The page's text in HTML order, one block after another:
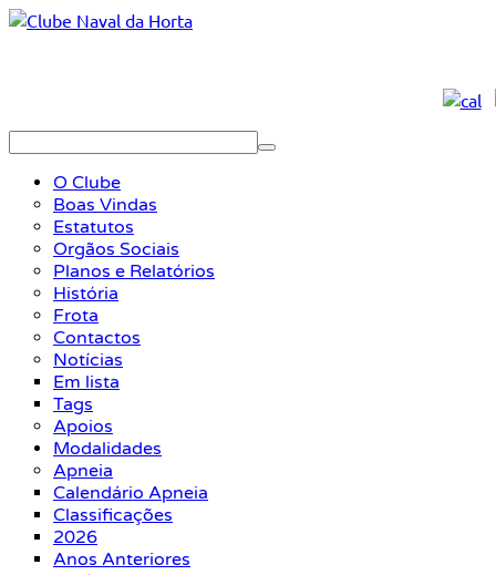
O Clube
Boas Vindas
Estatutos
Orgãos Sociais
Planos e Relatórios
História
Frota
Contactos
Notícias
Em lista
Tags
Apoios
Modalidades
Apneia
Calendário Apneia
Classificações
2026
Anos Anteriores